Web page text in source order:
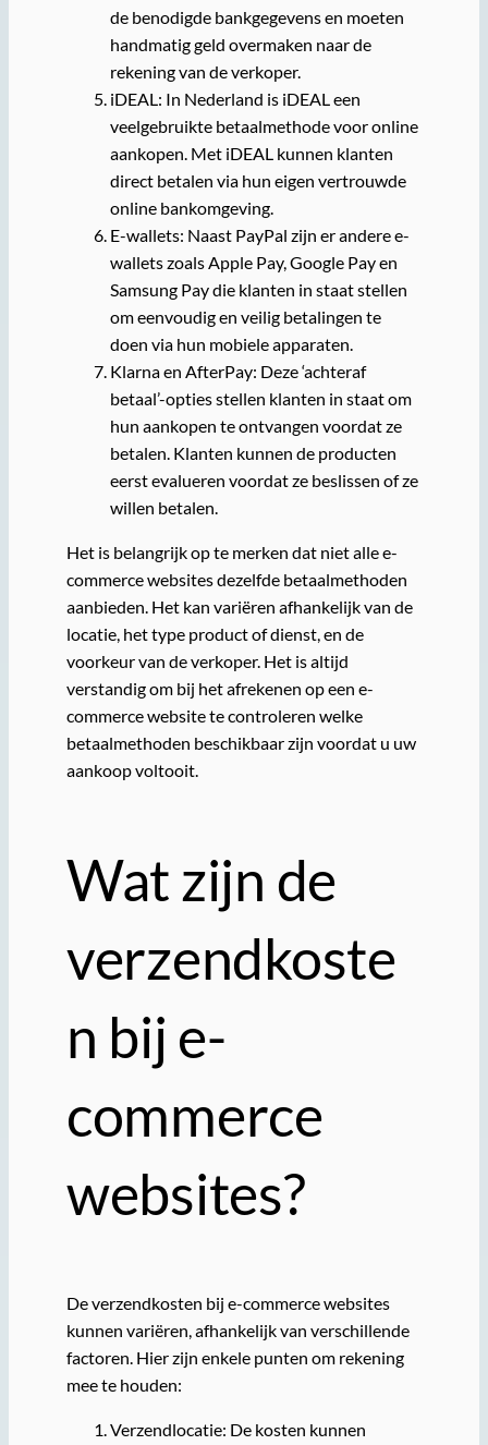
de benodigde bankgegevens en moeten
handmatig geld overmaken naar de
rekening van de verkoper.
iDEAL: In Nederland is iDEAL een
veelgebruikte betaalmethode voor online
aankopen. Met iDEAL kunnen klanten
direct betalen via hun eigen vertrouwde
online bankomgeving.
E-wallets: Naast PayPal zijn er andere e-
wallets zoals Apple Pay, Google Pay en
Samsung Pay die klanten in staat stellen
om eenvoudig en veilig betalingen te
doen via hun mobiele apparaten.
Klarna en AfterPay: Deze ‘achteraf
betaal’-opties stellen klanten in staat om
hun aankopen te ontvangen voordat ze
betalen. Klanten kunnen de producten
eerst evalueren voordat ze beslissen of ze
willen betalen.
Het is belangrijk op te merken dat niet alle e-
commerce websites dezelfde betaalmethoden
aanbieden. Het kan variëren afhankelijk van de
locatie, het type product of dienst, en de
voorkeur van de verkoper. Het is altijd
verstandig om bij het afrekenen op een e-
commerce website te controleren welke
betaalmethoden beschikbaar zijn voordat u uw
aankoop voltooit.
Wat zijn de
verzendkoste
n bij e-
commerce
websites?
De verzendkosten bij e-commerce websites
kunnen variëren, afhankelijk van verschillende
factoren. Hier zijn enkele punten om rekening
mee te houden:
Verzendlocatie: De kosten kunnen